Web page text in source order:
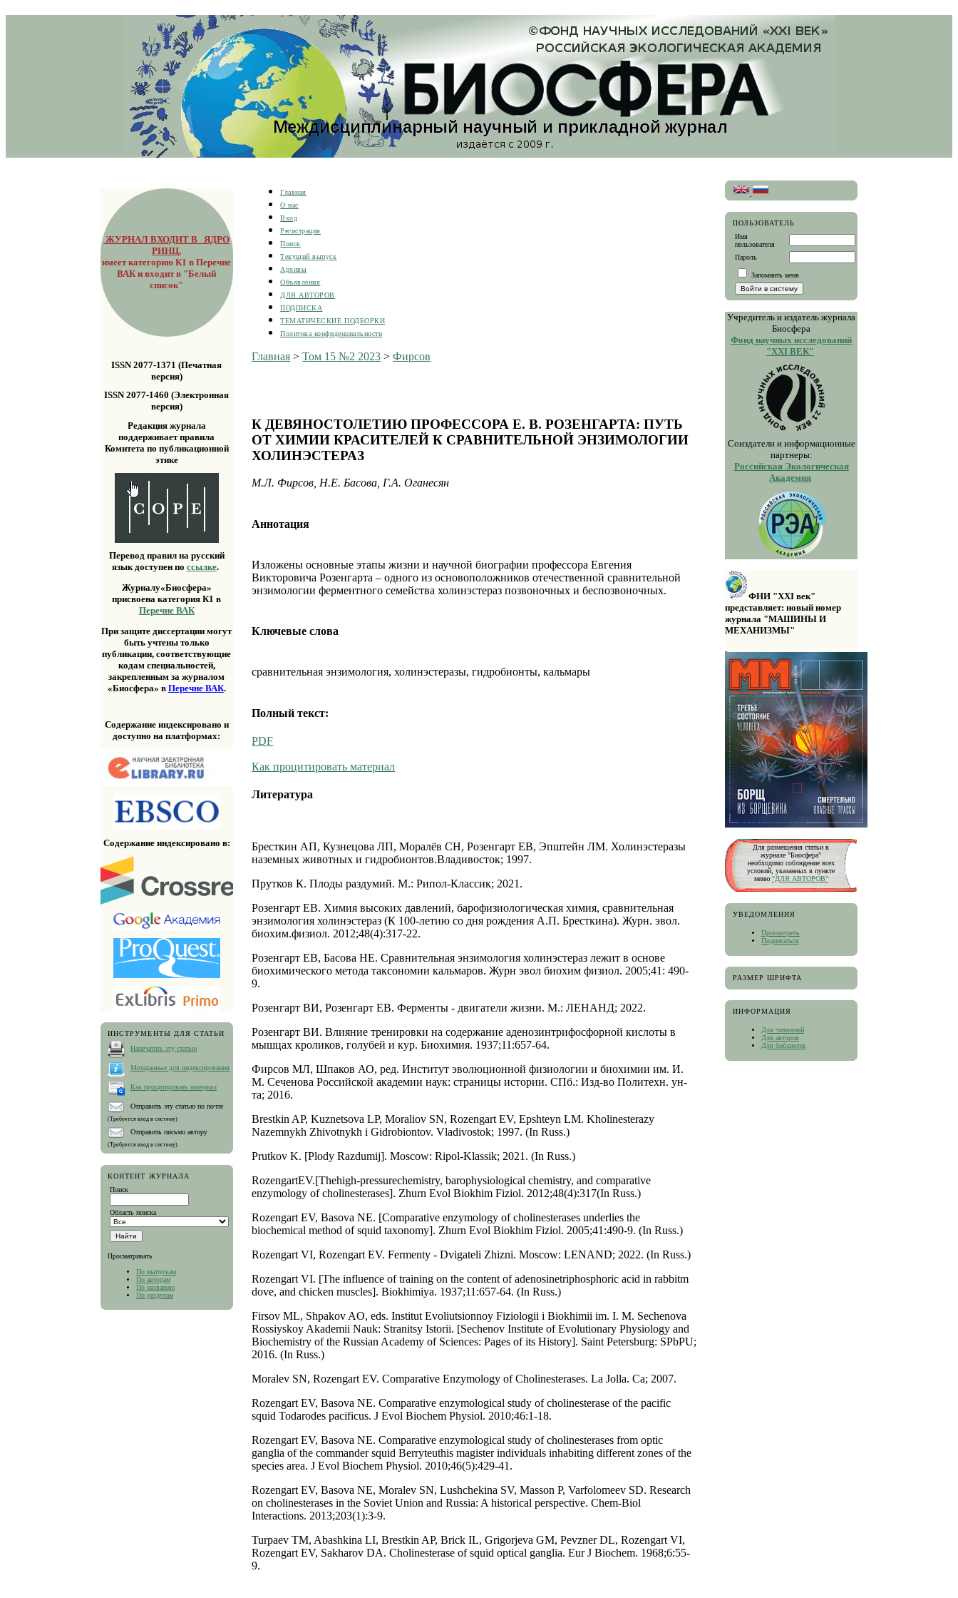
ЖУРНАЛ ВХОДИТ В ЯДРО
РИНЦ,
имеет категорию К1 в Перечне
ВАК и входит в "Белый
список"
ISSN 2077-1371 (Печатная
версия)
ISSN 2077-1460 (Электронная
версия)
Редакция журнала
поддерживает правила
Комитета по публикационной
этике
Перевод правил на русский
язык доступен поссылке.
Журналу«Биосфера»
присвоена категория К1 в
Перечне ВАК
При защите диссертации могут
быть учтены только
публикации, соответствующие
кодам специальностей,
закрепленным за журналом
«Биосфера» в Перечне ВАК.
Содержание индексировано и
доступно на платформах:
Содержание индексировано в:
ИНСТРУМЕНТЫ ДЛЯ СТАТЬИ
Напечатать эту статью
Метаданные для индексирования
Как процитировать материал
Отправить эту статью по почте
(Требуется вход в систему)
Отправить письмо автору
(Требуется вход в систему)
КОНТЕНТ ЖУРНАЛА
Поиск
Область поиска
Просматривать
По выпускам
По авторам
По названию
По разделам
ПОЛЬЗОВАТЕЛЬ
Имя
пользователя
Пароль
Запомнить меня
Учредитель и издатель журнала
Биосфера
Фонд научных исследований
"XXI ВЕК"
Соиздатели и информационные
партнеры:
Российская Экологическая
Академия
ФНИ "XXI век"
представляет: новый номер
журнала "МАШИНЫ И
МЕХАНИЗМЫ"
Для размещения статьи в
журнале "Биосфера"
необходимо соблюдение всех
условий, указанных в пункте
меню "ДЛЯ АВТОРОВ"
УВЕДОМЛЕНИЯ
Просмотреть
Подписаться
РАЗМЕР ШРИФТА
ИНФОРМАЦИЯ
Для читателей
Для авторов
Для библиотек
Главная
О нас
Вход
Регистрация
Поиск
Текущий выпуск
Архивы
Объявления
ДЛЯ АВТОРОВ
ПОДПИСКА
ТЕМАТИЧЕСКИЕ ПОДБОРКИ
Политика конфиденциальности
Главная >Том 15 №2 2023 >Фирсов
К ДЕВЯНОСТОЛЕТИЮ ПРОФЕССОРА Е. В. РОЗЕНГАРТА: ПУТЬ
ОТ ХИМИИ КРАСИТЕЛЕЙ К СРАВНИТЕЛЬНОЙ ЭНЗИМОЛОГИИ
ХОЛИНЭСТЕРАЗ
М.Л. Фирсов, Н.Е. Басова, Г.А. Оганесян
Аннотация
Изложены основные этапы жизни и научной биографии профессора Евгения
Викторовича Розенгарта – одного из основоположников отечественной сравнительной
энзимологии ферментного семейства холинэстераз позвоночных и беспозвоночных.
Ключевые слова
сравнительная энзимология, холинэстеразы, гидробионты, кальмары
Полный текст:
PDF
Как процитировать материал
Литература
Бресткин АП, Кузнецова ЛП, Моралёв СН, Розенгарт ЕВ, Эпштейн ЛМ. Холинэстеразы
наземных животных и гидробионтов.Владивосток; 1997.
Прутков К. Плоды раздумий. М.: Рипол-Классик; 2021.
Розенгарт ЕВ. Химия высоких давлений, барофизиологическая химия, сравнительная
энзимология холинэстераз (К 100-летию со дня рождения А.П. Бресткина). Журн. эвол.
биохим.физиол. 2012;48(4):317-22.
Розенгарт ЕВ, Басова НЕ. Сравнительная энзимология холинэстераз лежит в основе
биохимического метода таксономии кальмаров. Журн эвол биохим физиол. 2005;41: 490-
9.
Розенгарт ВИ, Розенгарт ЕВ. Ферменты - двигатели жизни. М.: ЛЕНАНД; 2022.
Розенгарт ВИ. Влияние тренировки на содержание аденозинтрифосфорной кислоты в
мышцах кроликов, голубей и кур. Биохимия. 1937;11:657-64.
Фирсов МЛ, Шпаков АО, ред. Институт эволюционной физиологии и биохимии им. И.
М. Сеченова Российской академии наук: страницы истории. СПб.: Изд-во Политехн. ун-
та; 2016.
Brestkin AP, Kuznetsova LP, Moraliov SN, Rozengart EV, Epshteyn LM. Kholinesterazy
Nazemnykh Zhivotnykh i Gidrobiontov. Vladivostok; 1997. (In Russ.)
Prutkov K. [Plody Razdumij]. Moscow: Ripol-Klassik; 2021. (In Russ.)
RozengartEV.[Thehigh-pressurechemistry, barophysiological chemistry, and comparative
enzymology of cholinesterases]. Zhurn Evol Biokhim Fiziol. 2012;48(4):317(In Russ.)
Rozengart EV, Basova NE. [Comparative enzymology of cholinesterases underlies the
biochemical method of squid taxonomy]. Zhurn Evol Biokhim Fiziol. 2005;41:490-9. (In Russ.)
Rozengart VI, Rozengart EV. Fermenty - Dvigateli Zhizni. Moscow: LENAND; 2022. (In Russ.)
Rozengart VI. [The influence of training on the content of adenosinetriphosphoric acid in rabbitm
dove, and chicken muscles]. Biokhimiya. 1937;11:657-64. (In Russ.)
Firsov ML, Shpakov AO, eds. Institut Evoliutsionnoy Fiziologii i Biokhimii im. I. M. Sechenova
Rossiyskoy Akademii Nauk: Stranitsy Istorii. [Sechenov Institute of Evolutionary Physiology and
Biochemistry of the Russian Academy of Sciences: Pages of its History]. Saint Petersburg: SPbPU;
2016. (In Russ.)
Moralev SN, Rozengart EV. Comparative Enzymology of Cholinesterases. La Jolla. Ca; 2007.
Rozengart EV, Basova NE. Comparative enzymological study of cholinesterase of the pacific
squid Todarodes pacificus. J Evol Biochem Physiol. 2010;46:1-18.
Rozengart EV, Basova NE. Comparative enzymological study of cholinesterases from optic
ganglia of the commander squid Berryteuthis magister individuals inhabiting different zones of the
species area. J Evol Biochem Physiol. 2010;46(5):429-41.
Rozengart EV, Basova NE, Moralev SN, Lushchekina SV, Masson P, Varfolomeev SD. Research
on cholinesterases in the Soviet Union and Russia: A historical perspective. Chem-Biol
Interactions. 2013;203(1):3-9.
Turpaev TM, Abashkina LI, Brestkin AP, Brick IL, Grigorjeva GM, Pevzner DL, Rozengart VI,
Rozengart EV, Sakharov DA. Cholinesterase of squid optical ganglia. Eur J Biochem. 1968;6:55-
9.